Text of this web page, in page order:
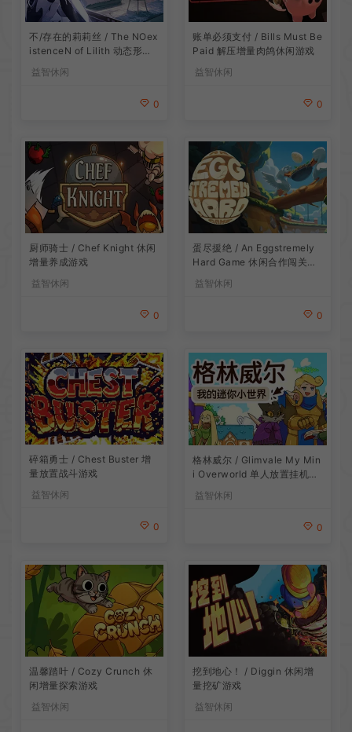
不/存在的莉莉丝 / The NOex
istenceN of Lilith 动态形象
益智休闲
0
账单必须支付 / Bills Must Be
Paid 解压增量肉鸽休闲游戏
益智休闲
0
厨师骑士 / Chef Knight 休闲
增量养成游戏
益智休闲
0
蛋尽援绝 / An Eggstremely
Hard Game 休闲合作闯关游
益智休闲
0
碎箱勇士 / Chest Buster 增
量放置战斗游戏
益智休闲
0
格林威尔 / Glimvale My Min
i Overworld 单人放置挂机城
益智休闲
0
温馨踏叶 / Cozy Crunch 休
闲增量探索游戏
益智休闲
挖到地心！ / Diggin 休闲增
量挖矿游戏
益智休闲